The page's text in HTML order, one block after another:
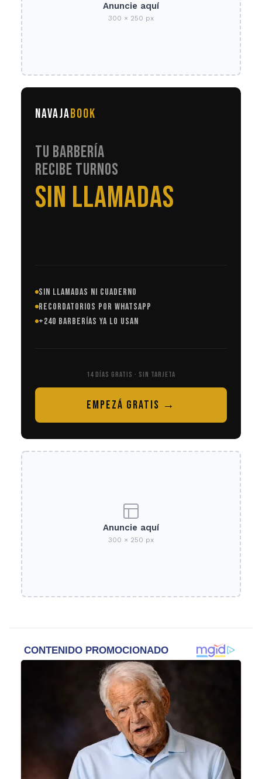
Anuncie aquí
300 × 250 px
NAVAJABOOK
TU BARBERÍA
RECIBE TURNOS
EN AUTOMÁTICO
SIN LLAMADAS NI CUADERNO
RECORDATORIOS POR WHATSAPP
+240 BARBERÍAS YA LO USAN
14 DÍAS GRATIS · SIN TARJETA
EMPEZÁ GRATIS →
Anuncie aquí
300 × 250 px